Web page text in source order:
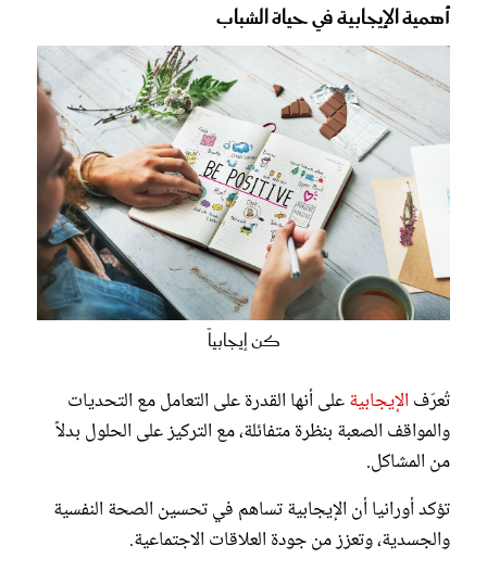
أهمية الإيجابية في حياة الشباب
كن إيجابياً
تُعرّف الإيجابيةعلى أنها القدرة على التعامل مع التحديات
والمواقف الصعبة بنظرة متفائلة، مع التركيز على الحلول بدلاً
من المشاكل.
تؤكد أورانيا أن الإيجابية تساهم في تحسين الصحة النفسية
والجسدية، وتعزز من جودة العلاقات الاجتماعية.